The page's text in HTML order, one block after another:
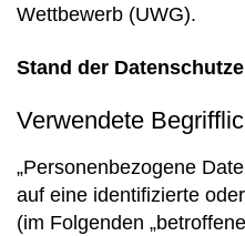
Wettbewerb (UWG).
Stand der
Verwendete
„Personenbezogene
auf eine identifizierte
(im Folgenden